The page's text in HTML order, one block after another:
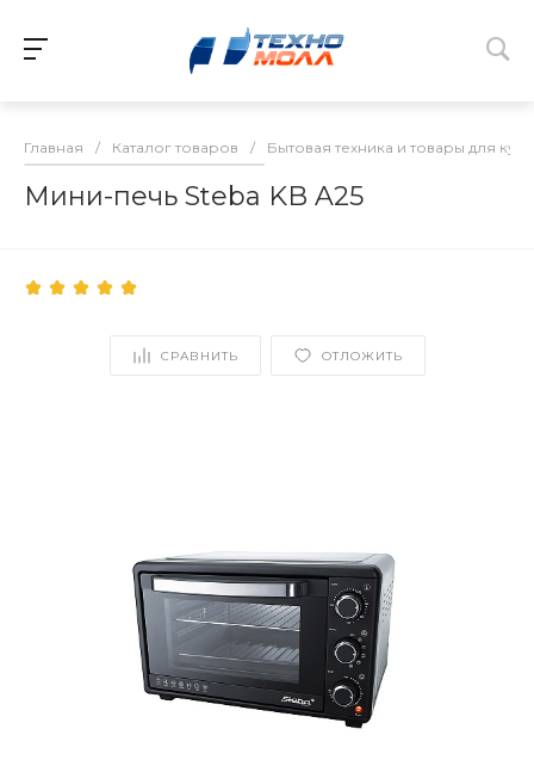
Главная / Каталог товаров / Бытовая техника и товары для
Мини-печь Steba KB A25
СРАВНИТЬ ОТЛОЖИТЬ